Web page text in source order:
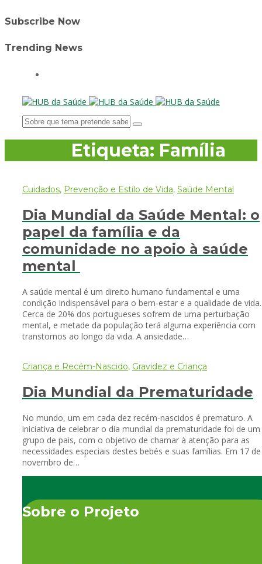
Subscribe Now
Trending News
Etiqueta: Família
Cuidados, Prevenção e Estilo de Vida, Saúde Mental
Dia Mundial da Saúde Mental: o
papel da família e da
comunidade no apoio à saúde
mental
A saúde mental é um direito humano fundamental e uma
condição indispensável para o bem-estar e a qualidade de vida.
Cerca de 20% dos portugueses sofrem de uma perturbação
mental, e metade da população terá alguma experiência com
transtornos ao longo da vida. A ansiedade…
Criança e Recém-Nascido, Gravidez e Criança
Dia Mundial da Prematuridade
No mundo, um em cada dez recém-nascidos é prematuro. A
iniciativa de celebrar o dia mundial da prematuridade foi de um
grupo de pais, com o objetivo de chamar à atenção para as
necessidades especiais destes bebés e suas famílias. Em 17 de
novembro de…
Sobre o Projeto